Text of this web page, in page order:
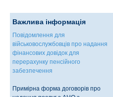
Важлива інформація
Повідомлення для
військовослужбовців про надання
фінансових довідок для
перерахунку пенсійного
забезпечення
Примірна форма договорів про